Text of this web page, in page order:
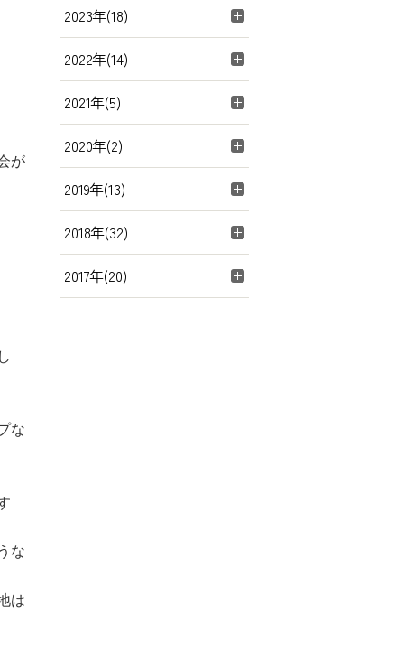
が
な
な
は
2023年(18)
2022年(14)
2021年(5)
2020年(2)
2019年(13)
2018年(32)
2017年(20)